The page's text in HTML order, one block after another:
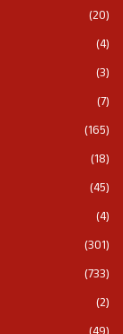
(20)
(4)
(3)
(7)
(165)
(18)
(45)
(4)
(301)
(733)
(2)